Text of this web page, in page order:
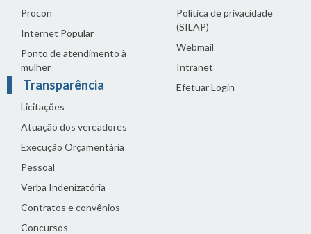
Procon
Internet Popular
Ponto de atendimento à
mulher
Transparência
Licitações
Atuação dos vereadores
Execução Orçamentária
Pessoal
Verba Indenizatória
Contratos e convênios
Concursos
Política de privacidade
(SILAP)
Webmail
Intranet
Efetuar Login